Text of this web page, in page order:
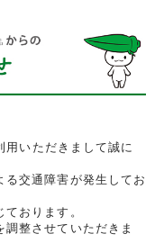
いただきまして誠に
る交通障害が発生してお
おります。
調整させていただきま